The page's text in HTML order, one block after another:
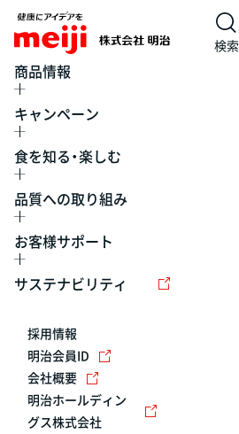
検索
商品情報
キャンペーン
食を知る・楽しむ
品質への取り組み
お客様サポート
サステナビリティ
採用情報
明治会員ID
会社概要
明治ホールディン
グス株式会社